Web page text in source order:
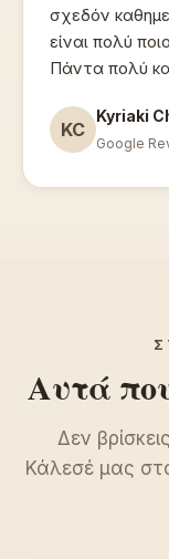
σχεδόν
είναι πολύ
Πάντα πολύ
KC
Kyriaki
Google
Αυτά
Δεν
Κάλεσέ μας